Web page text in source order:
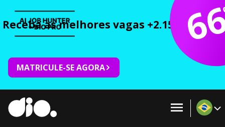
Receba as melhores vagas +2.150 cursos
MATRICULE-SE AGORA